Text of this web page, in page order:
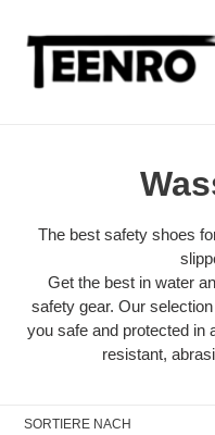
Inhalt
springen
S
a
m
l
The best safety shoes
Get the best in water
safety gear. Our
you safe and protected in
resistant,
SORTIERE NACH